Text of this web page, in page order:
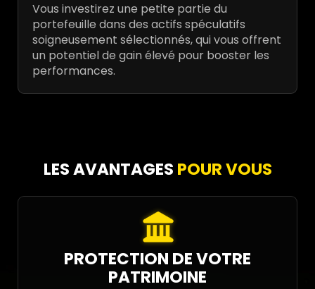
Vous investirez une petite partie du
portefeuille dans des actifs spéculatifs
soigneusement sélectionnés, qui vous offrent
un potentiel de gain élevé pour booster les
performances.
LES AVANTAGES POUR VOUS
PROTECTION DE VOTRE
PATRIMOINE